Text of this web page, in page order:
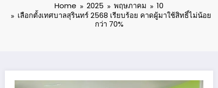
Home 2025 พฤษภาคม
10
เลือกตั้งเทศบาลสุรินทร์ 2568 เรียบร้อย คาดผู้มาใช้สิทธิ์ไม่น้อย
กว่า 70%